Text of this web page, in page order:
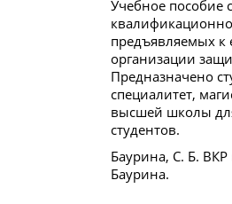
Учебное пособие
предъявляемых к
организации
Предназначено
специалитет,
высшей школы
студентов.
Баурина, С. Б.
Баурина.